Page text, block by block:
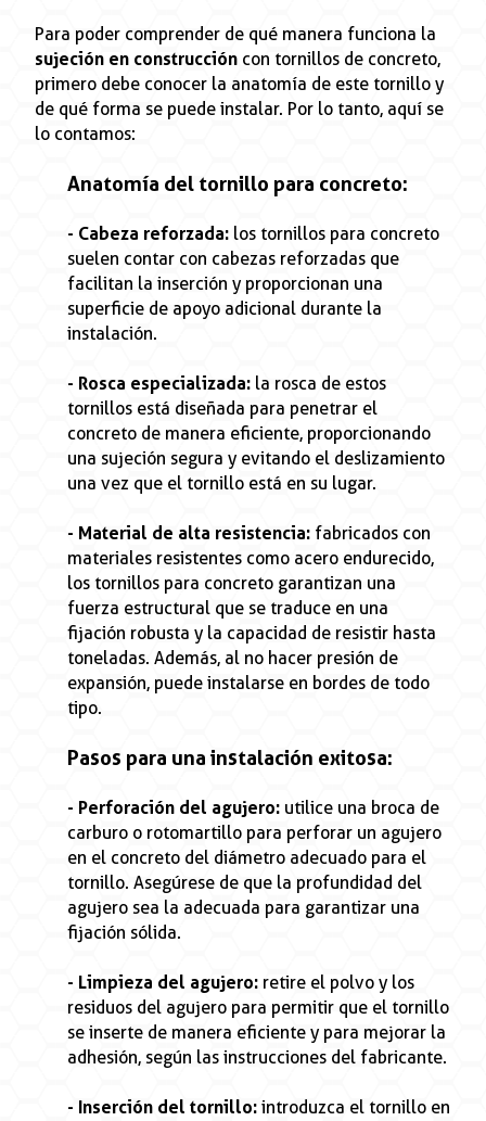
Para poder comprender de qué manera funciona la
sujeción en construcción con tornillos de concreto,
primero debe conocer la anatomía de este tornillo y
de qué forma se puede instalar. Por lo tanto, aquí se
lo contamos:
Anatomía del tornillo para concreto:
- Cabeza reforzada: los tornillos para concreto
suelen contar con cabezas reforzadas que
facilitan la inserción y proporcionan una
superficie de apoyo adicional durante la
instalación.
- Rosca especializada: la rosca de estos
tornillos está diseñada para penetrar el
concreto de manera eficiente, proporcionando
una sujeción segura y evitando el deslizamiento
una vez que el tornillo está en su lugar.
- Material de alta resistencia: fabricados con
materiales resistentes como acero endurecido,
los tornillos para concreto garantizan una
fuerza estructural que se traduce en una
fijación robusta y la capacidad de resistir hasta
toneladas. Además, al no hacer presión de
expansión, puede instalarse en bordes de todo
tipo.
Pasos para una instalación exitosa:
- Perforación del agujero: utilice una broca de
carburo o rotomartillo para perforar un agujero
en el concreto del diámetro adecuado para el
tornillo. Asegúrese de que la profundidad del
agujero sea la adecuada para garantizar una
fijación sólida.
- Limpieza del agujero: retire el polvo y los
residuos del agujero para permitir que el tornillo
se inserte de manera eficiente y para mejorar la
adhesión, según las instrucciones del fabricante.
- Inserción del tornillo: introduzca el tornillo en